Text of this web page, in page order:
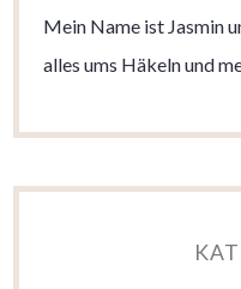
Mein Name ist Jasmin
alles ums Häkeln und